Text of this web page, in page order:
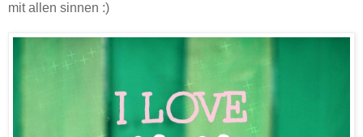
mit allen sinnen :)